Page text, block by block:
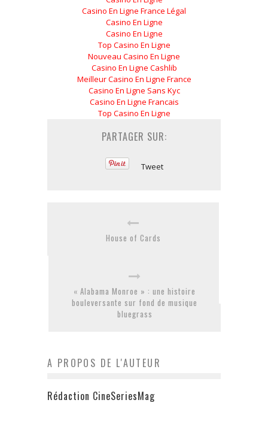
Casino En Ligne France Légal
Casino En Ligne
Casino En Ligne
Top Casino En Ligne
Nouveau Casino En Ligne
Casino En Ligne Cashlib
Meilleur Casino En Ligne France
Casino En Ligne Sans Kyc
Casino En Ligne Francais
Top Casino En Ligne
PARTAGER SUR:
Tweet
House of Cards
« Alabama Monroe » : une histoire
bouleversante sur fond de musique
bluegrass
A PROPOS DE L'AUTEUR
Rédaction CineSeriesMag